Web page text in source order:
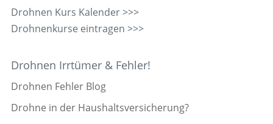
Drohnen Kurs Kalender >>>
Drohnenkurse eintragen >>>
Drohnen Irrtümer & Fehler!
Drohnen Fehler Blog
Drohne in der Haushaltsversicherung?